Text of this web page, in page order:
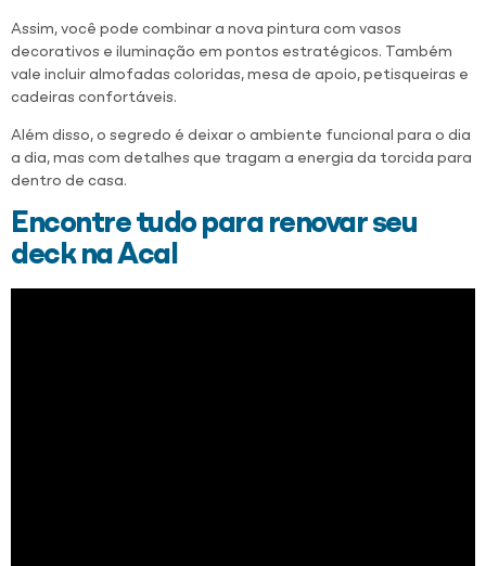
Assim, você pode combinar a nova pintura com vasos
decorativos e iluminação em pontos estratégicos. Também
vale incluir almofadas coloridas, mesa de apoio, petisqueiras e
cadeiras confortáveis.
Além disso, o segredo é deixar o ambiente funcional para o dia
a dia, mas com detalhes que tragam a energia da torcida para
dentro de casa.
Encontre tudo para renovar seu
deck na Acal